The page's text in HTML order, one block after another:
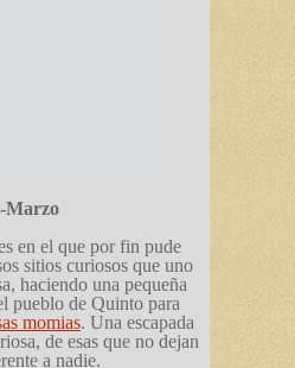
-Marzo
en el que por fin pude
sitios curiosos que uno
haciendo una pequeña
pueblo de Quinto para
momias. Una escapada
de esas que no dejan
a nadie.